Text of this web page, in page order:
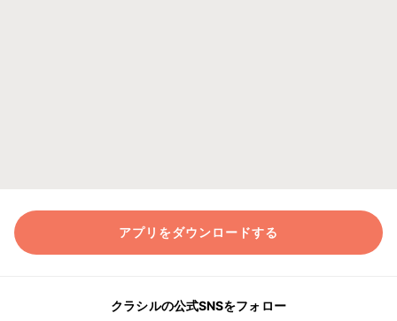
アプリをダウンロードする
クラシルの公式SNSをフォロー